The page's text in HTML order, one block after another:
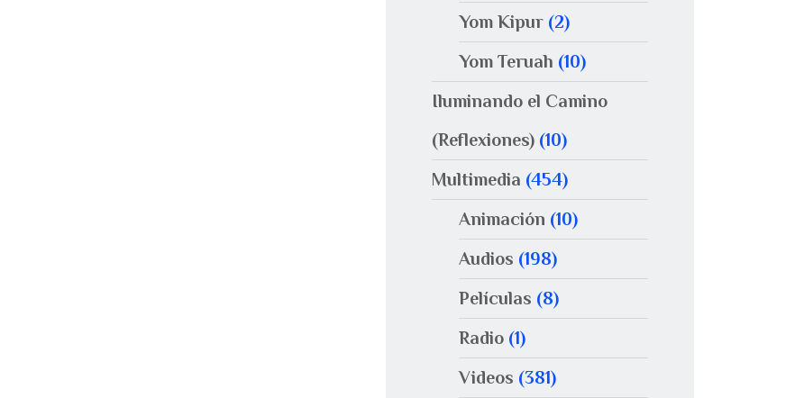
Yom Kipur (2)
Yom Teruah (10)
Iluminando el Camino
(Reflexiones) (10)
Multimedia (454)
Animación (10)
Audios (198)
Películas (8)
Radio (1)
Videos (381)